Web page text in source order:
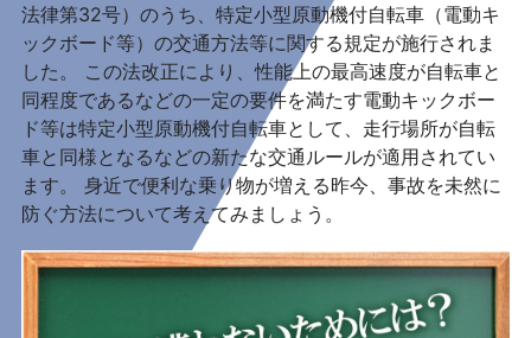
法律第32号）のうち、特定小型原動機付自転車（電動キ
ックボード等）の交通方法等に関する規定が施行されま
した。 この法改正により、性能上の最高速度が自転車と
同程度であるなどの一定の要件を満たす電動キックボー
ド等は特定小型原動機付自転車として、走行場所が自転
車と同様となるなどの新たな交通ルールが適用されてい
ます。 身近で便利な乗り物が増える昨今、事故を未然に
防ぐ方法について考えてみましょう。